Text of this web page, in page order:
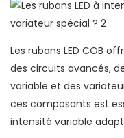
Les rubans LED COB
des circuits avancés,
variable et des
ces composants est
intensité variable